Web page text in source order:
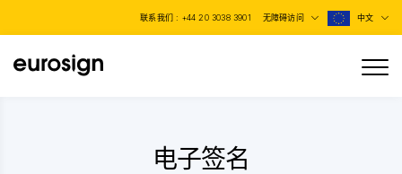
联系我们 : +44 20 3038 3901 无障碍访问 中文
电子签名